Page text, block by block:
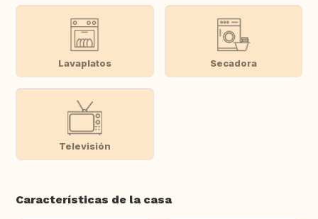
Lavaplatos Secadora
Televisión
Características de la casa